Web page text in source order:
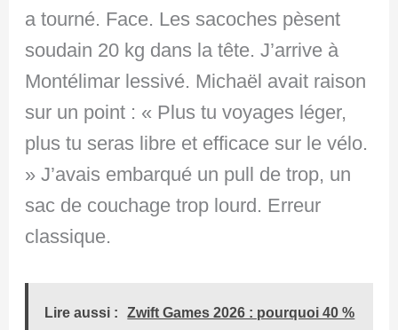
a tourné. Face. Les sacoches pèsent
soudain 20 kg dans la tête. J’arrive à
Montélimar lessivé. Michaël avait raison
sur un point : « Plus tu voyages léger,
plus tu seras libre et efficace sur le vélo.
» J’avais embarqué un pull de trop, un
sac de couchage trop lourd. Erreur
classique.
Lire aussi :
Zwift Games 2026 : pourquoi 40 %